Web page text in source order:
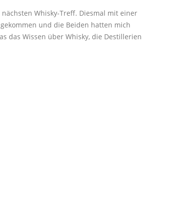
Whisky-Treff. Diesmal mit einer
und die Beiden hatten mich
das Wissen über Whisky, die Destillerien